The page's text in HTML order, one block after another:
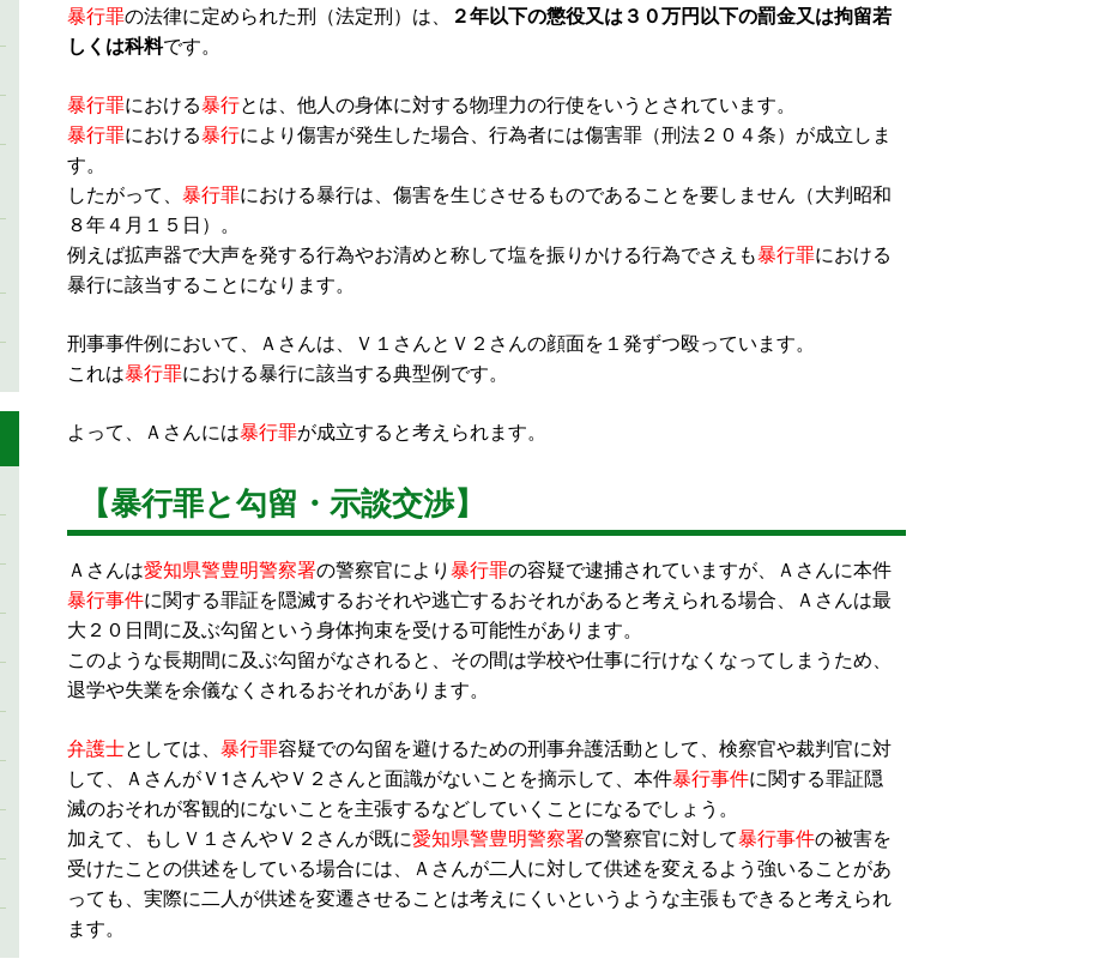
暴行罪の法律に定められた刑（法定刑）は、
２年以下の懲役又は３０万円以下の罰金又は拘留若
しくは科料です。
暴行罪における暴行とは、他人の身体に対する物理力の行使をいうとされています。
暴行罪における暴行により傷害が発生した場合、行為者には傷害罪（刑法２０４条）が成立しま
す。
したがって、 暴行罪における暴行は、傷害を生じさせるものであることを要しません（大判昭和
８年４月１５日）。
例えば拡声器で大声を発する行為やお清めと称して塩を振りかける行為でさえも暴行罪における
暴行に該当することになります。
刑事事件例において、Ａさんは、Ｖ１さんとＶ２さんの顔面を１発ずつ殴っています。
これは暴行罪における暴行に該当する典型例です。
よって、Ａさんには暴行罪が成立すると考えられます。
【暴行罪と勾留・示談交渉】
Ａさんは愛知県警豊明警察署の警察官により暴行罪の容疑で逮捕されていますが、Ａさんに本件
暴行事件に関する罪証を隠滅するおそれや逃亡するおそれがあると考えられる場合、Ａさんは最
大２０日間に及ぶ勾留という身体拘束を受ける可能性があります。
このような長期間に及ぶ勾留がなされると、その間は学校や仕事に行けなくなってしまうため、
退学や失業を余儀なくされるおそれがあります。
弁護士としては、 暴行罪容疑での勾留を避けるための刑事弁護活動として、検察官や裁判官に対
して、ＡさんがＶ1さんやＶ２さんと面識がないことを摘示して、本件暴行事件に関する罪証隠
滅のおそれが客観的にないことを主張するなどしていくことになるでしょう。
加えて、もしＶ１さんやＶ２さんが既に愛知県警豊明警察署の警察官に対して暴行事件の被害を
受けたことの供述をしている場合には、Ａさんが二人に対して供述を変えるよう強いることがあ
っても、実際に二人が供述を変遷させることは考えにくいというような主張もできると考えられ
ます。